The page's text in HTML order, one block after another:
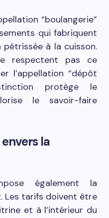
“boulangerie”
qui fabriquent
à la cuisson.
respectent pas ce
l’appellation “dépôt
protège le
le savoir-faire
la
également la
Les tarifs doivent être
et à l’intérieur du